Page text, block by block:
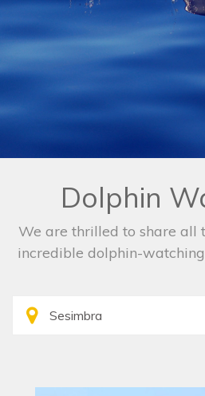
Dolphin
We are thrilled to share all
incredible dolphin-